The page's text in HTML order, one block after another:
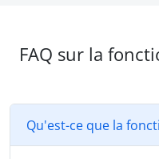
FAQ sur la
Qu'est-ce que la